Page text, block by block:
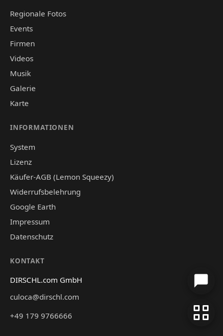
Regionale Fotos
Events
Firmen
Videos
Musik
Galerie
Karte
INFORMATIONEN
System
Lizenz
Käufer-AGB (Lemon Squeezy)
Widerrufsbelehrung
Google Earth
Impressum
Datenschutz
KONTAKT
DIRSCHL.com GmbH
culoca@dirschl.com
+49 179 9766666